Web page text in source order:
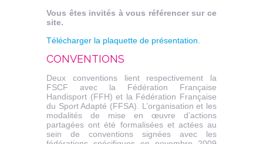
Vous êtes invités à vous référencer sur ce
site.
Télécharger la plaquette de présentation.
CONVENTIONS
Deux conventions lient respectivement la
FSCF avec la Fédération Française
Handisport (FFH) et la Fédération Française
du Sport Adapté (FFSA). L’organisation et les
modalités de mise en œuvre d’actions
partagées ont été formalisées et actées au
sein de conventions signées avec les